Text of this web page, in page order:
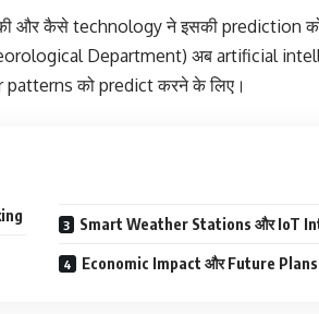
की और कैसे technology ने इसकी prediction
Department) अब artificial
patterns को predict करने के लिए।
Smart Weather Stations और IoT
Economic Impact और Future Plans